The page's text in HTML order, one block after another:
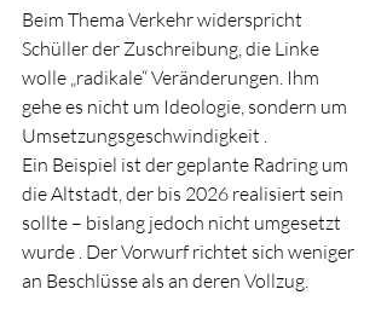
Beim Thema Verkehr widerspricht
Schüller der Zuschreibung, die Linke
wolle „radikale“ Veränderungen. Ihm
gehe es nicht um Ideologie, sondern um
Umsetzungsgeschwindigkeit .
Ein Beispiel ist der geplante Radring um
die Altstadt, der bis 2026 realisiert sein
sollte – bislang jedoch nicht umgesetzt
wurde . Der Vorwurf richtet sich weniger
an Beschlüsse als an deren Vollzug.